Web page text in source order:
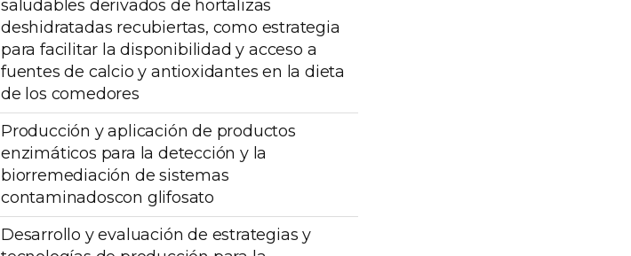
saludables derivados de hortalizas
deshidratadas recubiertas, como estrategia
para facilitar la disponibilidad y acceso a
fuentes de calcio y antioxidantes en la dieta
de los comedores
Producción y aplicación de productos
enzimáticos para la detección y la
biorremediación de sistemas
contaminadoscon glifosato
Desarrollo y evaluación de estrategias y